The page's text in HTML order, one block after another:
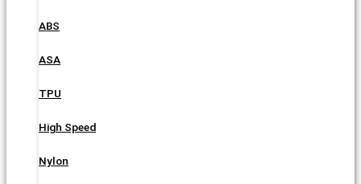
ABS
ASA
TPU
High Speed
Nylon